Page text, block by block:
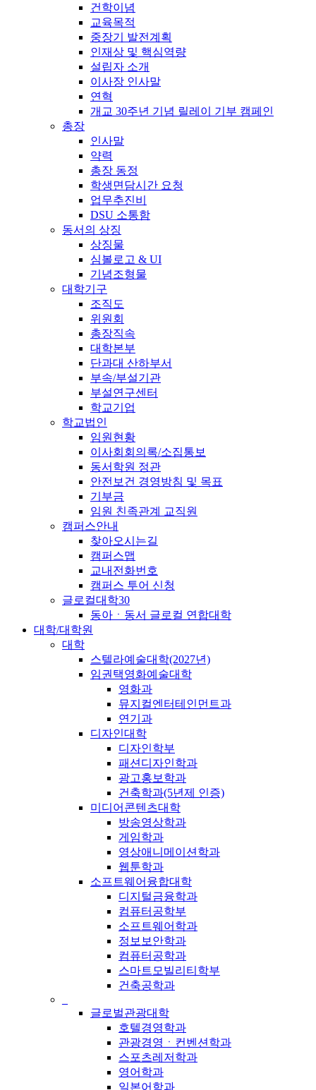
건학이념
교육목적
중장기 발전계획
인재상 및 핵심역량
설립자 소개
이사장 인사말
연혁
개교 30주년 기념 릴레이 기부 캠페인
총장
인사말
약력
총장 동정
학생면담시간 요청
업무추진비
DSU 소통함
동서의 상징
상징물
심볼로고 & UI
기념조형물
대학기구
조직도
위원회
총장직속
대학본부
단과대 산하부서
부속/부설기관
부설연구센터
학교기업
학교법인
임원현황
이사회회의록/소집통보
동서학원 정관
안전보건 경영방침 및 목표
기부금
임원 친족관계 교직원
캠퍼스안내
찾아오시는길
캠퍼스맵
교내전화번호
캠퍼스 투어 신청
글로컬대학30
동아ㆍ동서 글로컬 연합대학
대학/대학원
대학
스텔라예술대학(2027년)
임권택영화예술대학
영화과
뮤지컬엔터테인먼트과
연기과
디자인대학
디자인학부
패션디자인학과
광고홍보학과
건축학과(5년제 인증)
미디어콘텐츠대학
방송영상학과
게임학과
영상애니메이션학과
웹툰학과
소프트웨어융합대학
디지털금융학과
컴퓨터공학부
소프트웨어학과
정보보안학과
컴퓨터공학과
스마트모빌리티학부
건축공학과
글로벌관광대학
호텔경영학과
관광경영ㆍ컨벤션학과
스포츠레저학과
영어학과
일본어학과